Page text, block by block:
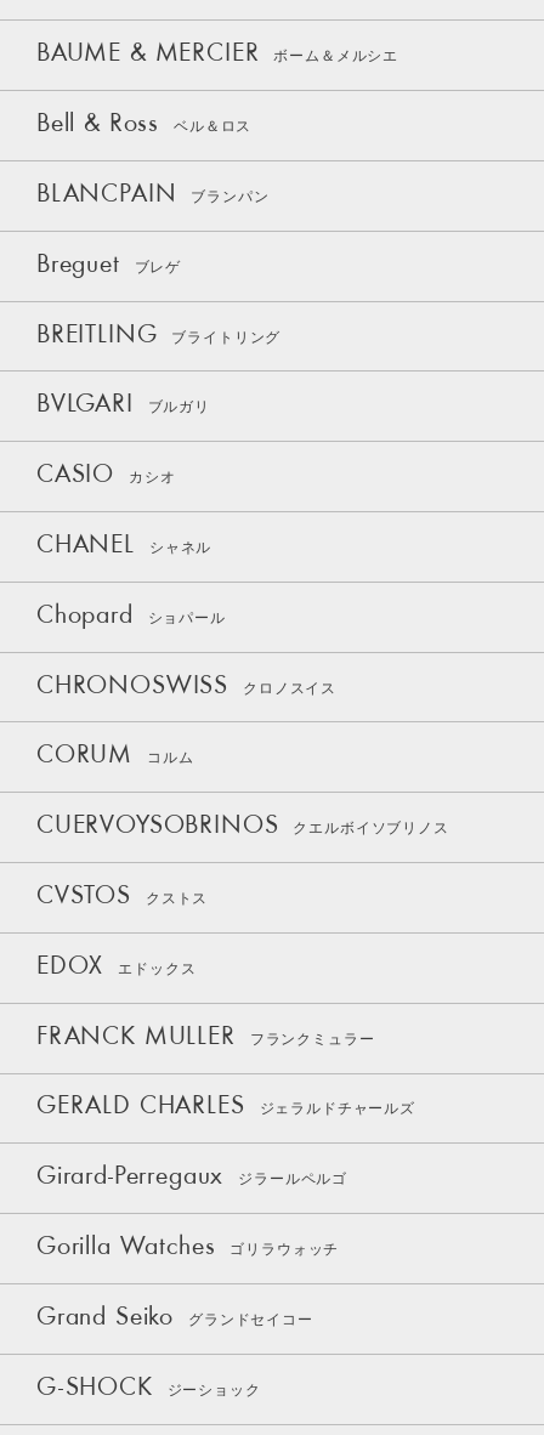
BAUME & MERCIER ボーム＆メルシエ
Bell & Ross ベル＆ロス
BLANCPAIN ブランパン
Breguet ブレゲ
BREITLING ブライトリング
BVLGARI ブルガリ
CASIO カシオ
CHANEL シャネル
Chopard ショパール
CHRONOSWISS クロノスイス
CORUM コルム
CUERVOYSOBRINOS クエルボイソブリノス
CVSTOS クストス
EDOX エドックス
FRANCK MULLER フランクミュラー
GERALD CHARLES ジェラルドチャールズ
Girard-Perregaux ジラールペルゴ
Gorilla Watches ゴリラウォッチ
Grand Seiko グランドセイコー
G-SHOCK ジーショック